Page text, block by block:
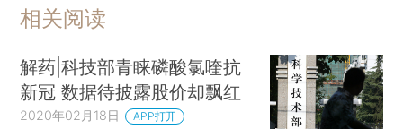
相关阅读
解药|科技部青睐磷酸氯喹抗
新冠 数据待披露股价却飘红
2020年02月18日 APP打开